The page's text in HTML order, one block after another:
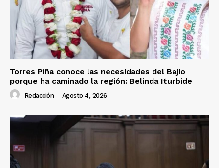
Torres Piña conoce las necesidades del Bajío
porque ha caminado la región: Belinda Iturbide
Redacción - Agosto 4, 2026